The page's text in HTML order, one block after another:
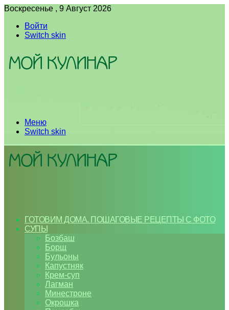
Воскресенье , 9 Август 2026
Войти
Switch skin
Меню
Switch skin
ГОТОВИМ ДОМА. ПОШАГОВЫЕ РЕЦЕПТЫ С ФОТО
СУПЫ
Бозбаш
Борщ
Бульоны
Капустняк
Крем-суп
Лагман
Минестроне
Окрошка